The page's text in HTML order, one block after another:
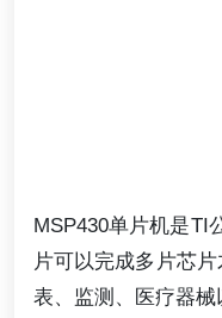
MSP430单片机是TI
片可以完成多片芯
表、监测、医疗器械